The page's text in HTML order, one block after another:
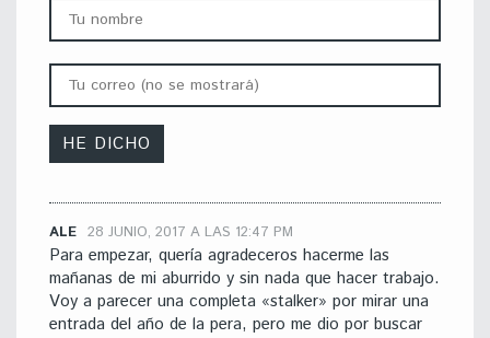
ALE 28 JUNIO, 2017 A LAS 12:47 PM
Para empezar, quería agradeceros hacerme las
mañanas de mi aburrido y sin nada que hacer trabajo.
Voy a parecer una completa «stalker» por mirar una
entrada del año de la pera, pero me dio por buscar